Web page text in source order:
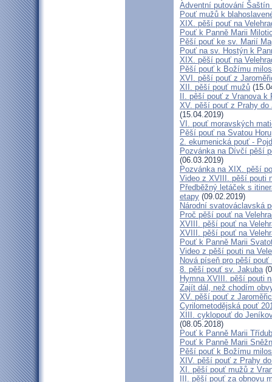
Adventní putování Šaštín
Pouť mužů k
XIX. pěší pouť na
Pouť k Panně Marii
Pěší pouť ke sv. Marií
Pouť na sv. Hostýn k
XIX. pěší pouť na
Pěší pouť k Božímu
XVI. pěší pouť z
XII. pěší pouť mužů
II. pěší pouť z Vranova k
XV. pěší pouť z Prahy
(15.04.2019)
VI. pouť moravských
Pěší pouť na Svatou Horu
2. ekumenická pouť -
Pozvánka na Dívčí pěší
(06.03.2019)
Pozvánka na XIX. pěší
Video z XVIII. pěší pouti
Předběžný letáček s
etapy (09.02.2019)
Národní svatováclavská
Proč pěší pouť na
XVIII. pěší pouť na
XVIII. pěší pouť na
Pouť k Panně Marii
Video z pěší pouti na
Nová píseň pro pěší
8. pěší pouť sv. Jakuba
Hymna XVIII. pěší pouti
Zajít dál, než chodím
XV. pěší pouť z
Cyrilometodějská pouť
XIII. cyklopouť do
(08.05.2018)
Pouť k Panně Marii
Pouť k Panně Marii
Pěší pouť k Božímu
XIV. pěší pouť z Prahy
XI. pěší pouť mužů z
III. pěší pouť za obnovu